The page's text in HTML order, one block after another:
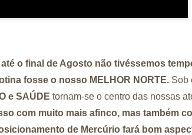
até o final de Agosto não tivéssemos
fosse o nosso MELHOR NORTE. Sob
e SAÚDE tornam-se o centro das nossas
com muito mais afinco, mas também
de Mercúrio fará bom